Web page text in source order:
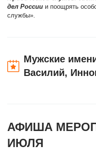
дел России и поощрять
службы».
Мужские
Василий,
АФИША
ИЮЛЯ